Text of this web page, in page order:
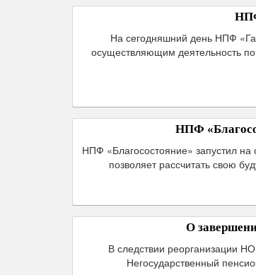
На сегодняшний день НПФ
осуществляющим деятельность
НПФ
НПФ «Благосостояние» запустил
позволяет рассчитать свою
О
В следствии реорганизации
Негосударственный